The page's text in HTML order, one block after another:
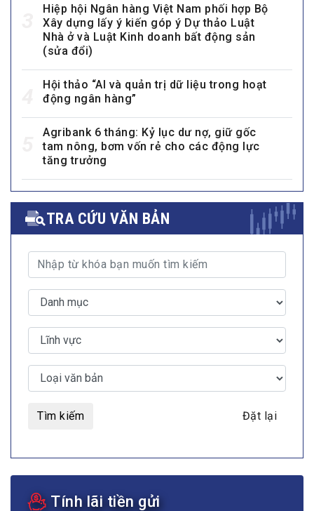
Hiệp hội Ngân hàng Việt Nam phối hợp Bộ
Xây dựng lấy ý kiến góp ý Dự thảo Luật
Nhà ở và Luật Kinh doanh bất động sản
(sửa đổi)
Hội thảo “AI và quản trị dữ liệu trong hoạt
động ngân hàng”
Agribank 6 tháng: Kỷ lục dư nợ, giữ gốc
tam nông, bơm vốn rẻ cho các động lực
tăng trưởng
TRA CỨU VĂN BẢN
Tìm kiếm Đặt lại
Tính lãi tiền gửi